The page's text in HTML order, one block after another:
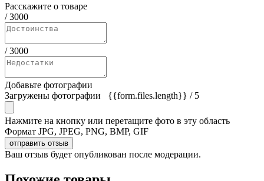
Расскажите о товаре
/3000
/3000
Добавьте фотографии
Загружены фотографии
{{form.files.length}} / 5
Нажмите на кнопку или перетащите фото в эту область
Формат JPG, JPEG, PNG, BMP, GIF
отправить отзыв
Ваш отзыв будет опубликован после модерации.